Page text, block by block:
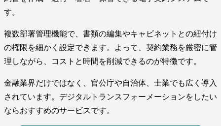
す。
複数部署管理機能で、書類の編集やキャビネットとの紐付け
の権限を細かく設定できます。よって、契約業務を厳密に管
理しながら、コストと時間を削減できるのが特徴です。
金融業界だけではなく、官公庁や自治体、士業でも広く導入
されています。デジタルトランスフォーメーションをしたい
ならおすすめのサービスです。